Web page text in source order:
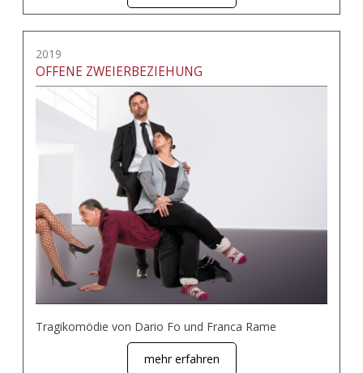
2019
OFFENE ZWEIERBEZIEHUNG
Tragikomödie von Dario Fo und Franca Rame
mehr erfahren